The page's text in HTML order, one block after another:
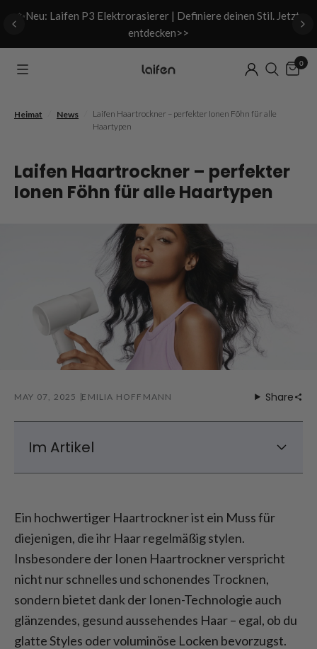
✨Neu: Laifen P3 Elektrorasierer | Definiere deinen Stil. Jetzt
entdecken>>
0
Heimat News
Laifen Haartrockner – perfekter Ionen Föhn für alle
Haartypen
Laifen Haartrockner – perfekter
Ionen Föhn für alle Haartypen
MAY 07, 2025 EMILIA HOFFMANN Share
Im Artikel
Laifen Haartrockner Test – Wie gut ist er
wirklich?
Erfahrungen mit unterschiedlichen
Haartypen
Perfektes Styling – Laifen Haartrockner für
Locken
Fazit
Ein hochwertiger Haartrockner ist ein Muss für
diejenigen, die ihr Haar regelmäßig stylen.
Insbesondere der Ionen Haartrockner verspricht
nicht nur schnelles und schonendes Trocknen,
sondern bietet dank der Ionen-Technologie auch
glänzendes, gesund aussehendes Haar – egal, ob du
glatte Styles oder voluminöse Locken bevorzugst.